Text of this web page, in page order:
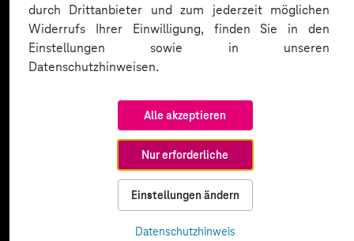
durch Drittanbieter und zum jederzeit möglichen
Widerrufs Ihrer Einwilligung, finden Sie in den
Einstellungen sowie in unseren
Datenschutzhinweisen.
Alle akzeptieren
Nur erforderliche
Einstellungen ändern
Datenschutzhinweis